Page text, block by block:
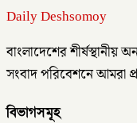
Daily Deshsomoy
বাংলাদেশের শীর্ষস্থানীয়
সংবাদ পরিবেশনে আমরা
বিভাগসমূহ